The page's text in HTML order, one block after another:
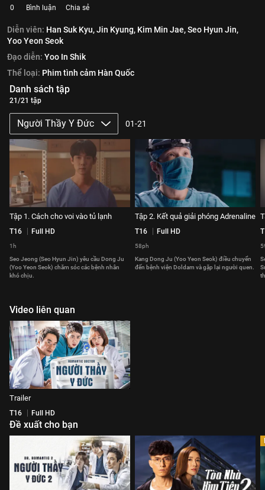
0 Bình luận Chia sẻ
Diễn viên: Han Suk Kyu,Jin Kyung, Kim Min Jae,Seo Hyun Jin,
Yoo Yeon Seok
Đạo diễn: Yoo In Shik
Thể loại: Phim tình cảm Hàn Quốc
Danh sách tập
21/21 tập
Người Thầy Y Đức 01-21
Tập 1. Cách cho voi vào tủ lạnh
T16 Full HD
1h
Seo Jeong (Seo Hyun Jin) yêu cầu Dong Ju
(Yoo Yeon Seok) chăm sóc các bệnh nhân
khó chịu.
Tập 2. Kết quả giải phóng Adrenaline
T16 Full HD
58ph
Kang Dong Ju (Yoo Yeon Seok) điều chuyển
đến bệnh viện Doldam và gặp lại người quen.
Video liên quan
Trailer
T16 Full HD
Đề xuất cho bạn